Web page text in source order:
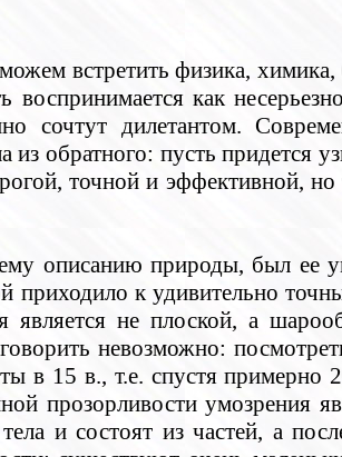
встретить физика, химика,
как
сочтут дилетантом.
обратного: пусть придется
точной и эффективной,
описанию природы, был ее
к удивительно
не плоской, а
невозможно:
в 15 в., т.е. спустя примерно
прозорливости умозрения
и состоят из частей, а